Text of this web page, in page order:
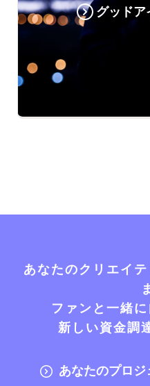
グッド
あなたのクリエイ
ファンと一緒
新しい資金調
あなたのプロ